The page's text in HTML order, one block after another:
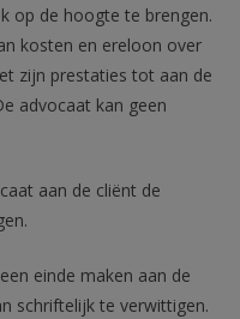
op de hoogte te brengen.
kosten en ereloon over
zijn prestaties tot aan de
advocaat kan geen
aan de cliënt de
einde maken aan de
schriftelijk te verwittigen.